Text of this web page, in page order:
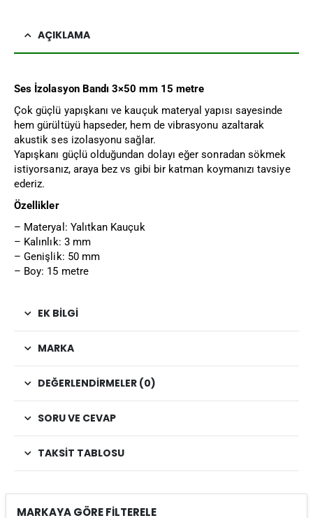
AÇIKLAMA
Ses İzolasyon Bandı 3×50 mm 15 metre
Çok güçlü yapışkanı ve kauçuk materyal yapısı sayesinde
hem gürültüyü hapseder, hem de vibrasyonu azaltarak
akustik ses izolasyonu sağlar.
Yapışkanı güçlü olduğundan dolayı eğer sonradan sökmek
istiyorsanız, araya bez vs gibi bir katman koymanızı tavsiye
ederiz.
Özellikler
– Materyal: Yalıtkan Kauçuk
– Kalınlık: 3 mm
– Genişlik: 50 mm
– Boy: 15 metre
EK BILGI
MARKA
DEĞERLENDIRMELER (0)
SORU VE CEVAP
TAKSIT TABLOSU
MARKAYA GÖRE FİLTERELE